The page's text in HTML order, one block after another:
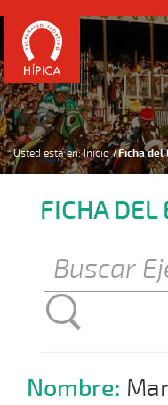
Usted está en: Inicio Ficha del
FICHA DEL
Nombre: